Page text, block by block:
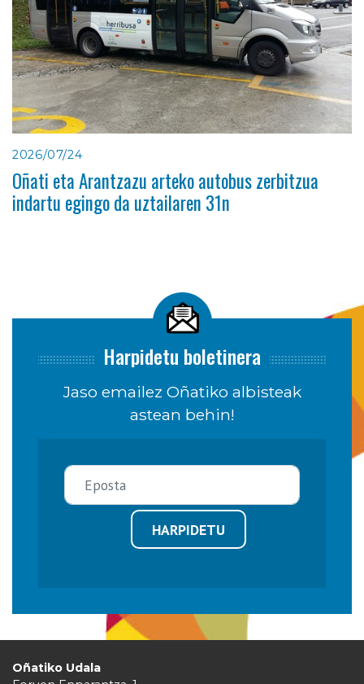
2026/07/24
Oñati eta Arantzazu arteko autobus zerbitzua
indartu egingo da uztailaren 31n
Harpidetu boletinera
Jaso emailez Oñatiko albisteak
astean behin!
HARPIDETU
Oñatiko Udala